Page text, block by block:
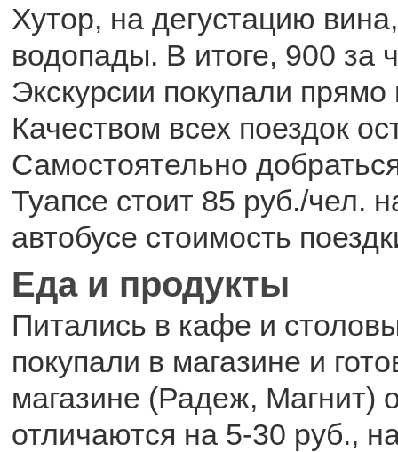
Хутор, на дегустацию
водопады. В итоге, 900 за
Экскурсии покупали прямо
Качеством всех поездок
Самостоятельно
Туапсе стоит 85 руб./чел.
автобусе стоимость
Еда и продукты
Питались в кафе и
покупали в магазине и
магазине (Радеж, Магнит)
отличаются на 5-30 руб.,